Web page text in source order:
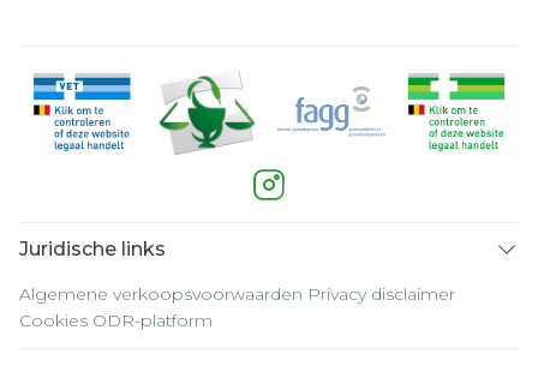
Juridische links
Algemene verkoopsvoorwaarden Privacy disclaimer
Cookies ODR-platform